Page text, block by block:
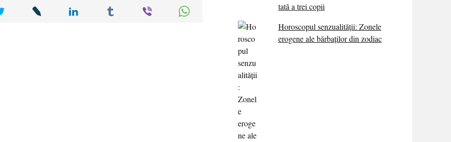
tată a trei copii
Horoscopul senzualității: Zonele
erogene ale bărbaților din zodiac